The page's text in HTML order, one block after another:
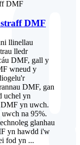
DMF
llinellau
lledr
DMF, gall y
wneud y
DMF, gan
uchel yn
yn uwch.
na 95%.
glanhau
yn hawdd i'w
fod yn ...